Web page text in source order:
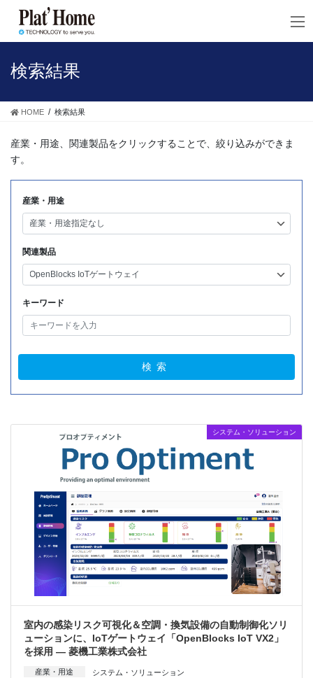
検索結果
HOME 検索結果
産業・用途、関連製品をクリックすることで、絞り込みができま
す。
産業・用途
関連製品
キーワード
システム・ソリューション
室内の感染リスク可視化＆空調・換気設備の自動制御化ソリ
ューションに、IoTゲートウェイ「OpenBlocks IoT VX2」
を採用 — 菱機工業株式会社
産業・用途
システム・ソリューション